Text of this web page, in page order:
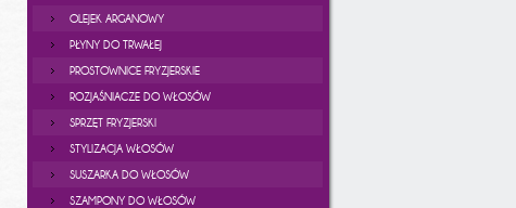
OLEJEK ARGANOWY
PŁYNY DO TRWAŁEJ
PROSTOWNICE FRYZJERSKIE
ROZJAŚNIACZE DO WŁOSÓW
SPRZĘT FRYZJERSKI
STYLIZACJA WŁOSÓW
SUSZARKA DO WŁOSÓW
SZAMPONY DO WŁOSÓW